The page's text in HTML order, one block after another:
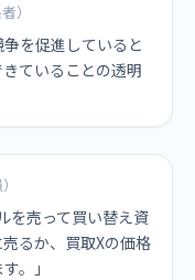
）
を促進していると
ていることの透明
を売って買い替え資
るか、買取Xの価格
。」